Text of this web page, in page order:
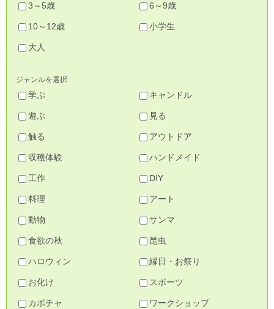
3～5歳 6～9歳
10～12歳 小学生
大人
ジャンルを選択
学ぶ キャンドル
遊ぶ 見る
触る アウトドア
収穫体験 ハンドメイド
工作 DIY
料理 アート
動物 サンマ
食欲の秋 昆虫
ハロウィン 縁日・お祭り
お化け スポーツ
カボチャ ワークショップ